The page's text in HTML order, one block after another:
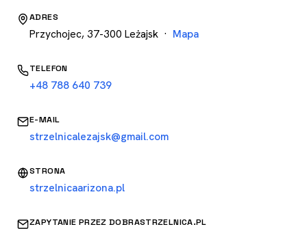
ADRES
Przychojec, 37-300 Leżajsk · Mapa
TELEFON
+48 788 640 739
E-MAIL
strzelnicalezajsk@gmail.com
STRONA
strzelnicaarizona.pl
ZAPYTANIE PRZEZ DOBRASTRZELNICA.PL